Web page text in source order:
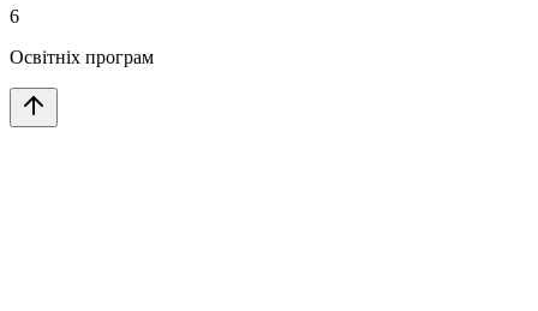
6
Освітніх програм